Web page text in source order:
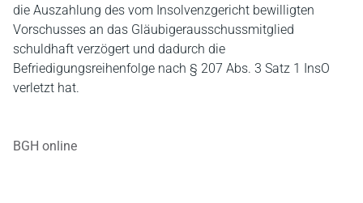
die Auszahlung des vom Insolvenzgericht bewilligten
Vorschusses an das Gläubigerausschussmitglied
schuldhaft verzögert und dadurch die
Befriedigungsreihenfolge nach § 207 Abs. 3 Satz 1 InsO
verletzt hat.
BGH online